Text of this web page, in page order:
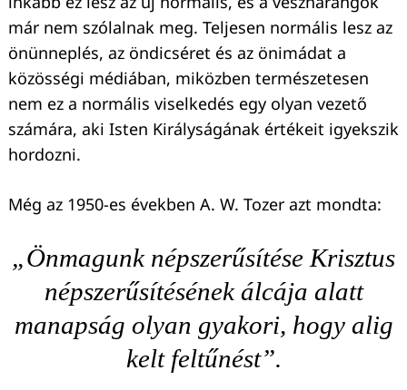
már nem szólalnak meg. Teljesen normális lesz az
önünneplés, az öndicséret és az önimádat a
közösségi médiában, miközben természetesen
nem ez a normális viselkedés egy olyan vezető
számára, aki Isten Királyságának értékeit igyekszik
hordozni.
Még az 1950-es években A. W. Tozer azt mondta:
„Önmagunk népszerűsítése Krisztus
népszerűsítésének álcája alatt
manapság olyan gyakori, hogy alig
kelt feltűnést”.